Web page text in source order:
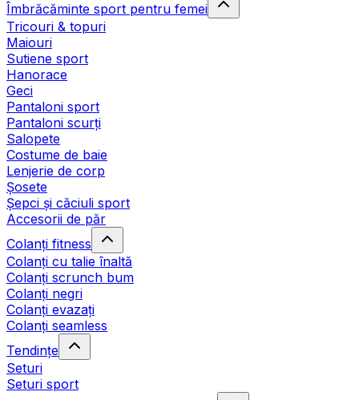
Îmbrăcăminte sport pentru femei
Tricouri & topuri
Maiouri
Sutiene sport
Hanorace
Geci
Pantaloni sport
Pantaloni scurți
Salopete
Costume de baie
Lenjerie de corp
Șosete
Șepci și căciuli sport
Accesorii de păr
Colanți fitness
Colanți cu talie înaltă
Colanți scrunch bum
Colanți negri
Colanți evazați
Colanți seamless
Tendințe
Seturi
Seturi sport